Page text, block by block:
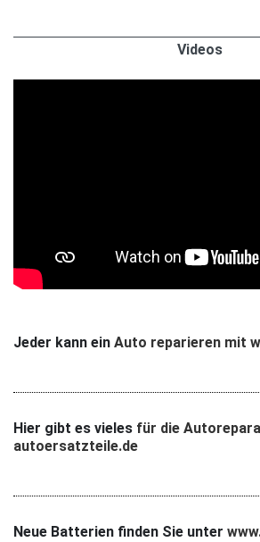
Videos
Jeder kann ein Auto reparieren mit
Hier gibt es vieles für die
autoersatzteile.de
Neue Batterien finden Sie unter